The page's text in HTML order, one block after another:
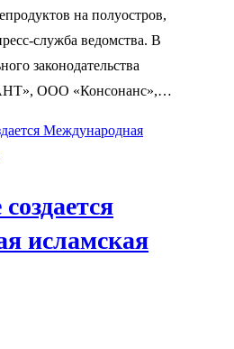
на полуостров,
служба ведомства. В
законодательства
ООО «Консонанс»,…
исламская